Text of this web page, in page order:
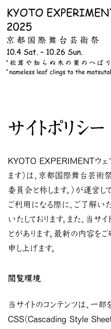
サイトポリシー
KYOTO EXPERIMENTウェブ
ます）は、京都国際舞台芸術
委員会と称します。）が運営し
ご利用になる際に、ご了解い
いたしております。また、当サ
とがあります。最新の内容を
申し上げます。
閲覧環境
当サイトのコンテンツは、一
CSS(Cascading Style